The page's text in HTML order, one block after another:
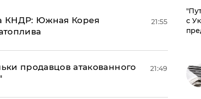
КНДР: Южная Корея
21:55
продавцов атакованного
21:49
с